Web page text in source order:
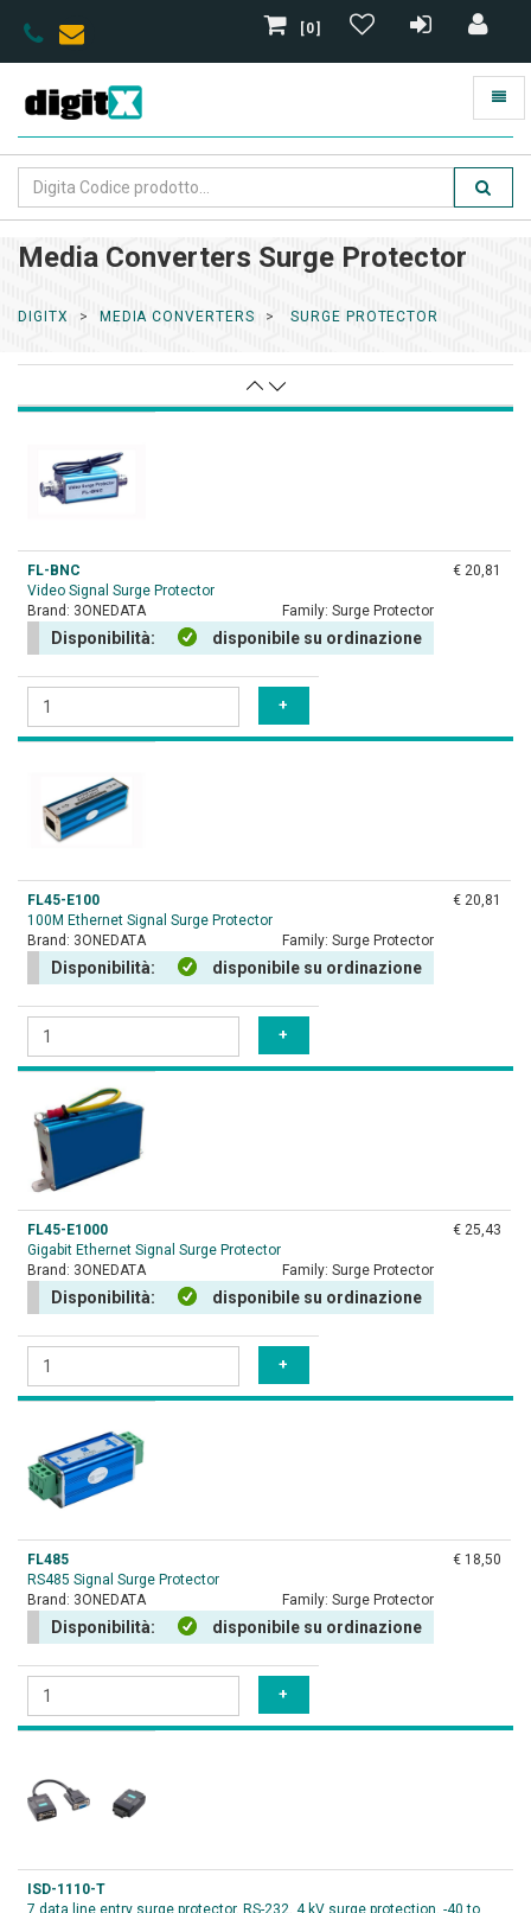
[0]
Media Converters Surge Protector
DIGITX MEDIA CONVERTERS SURGE PROTECTOR
FL-BNC
Video Signal Surge Protector
Brand: 3ONEDATA Family: Surge Protector
Disponibilità: disponibile su ordinazione
€ 20,81
FL45-E100
100M Ethernet Signal Surge Protector
Brand: 3ONEDATA Family: Surge Protector
Disponibilità: disponibile su ordinazione
€ 20,81
FL45-E1000
Gigabit Ethernet Signal Surge Protector
Brand: 3ONEDATA Family: Surge Protector
Disponibilità: disponibile su ordinazione
€ 25,43
FL485
RS485 Signal Surge Protector
Brand: 3ONEDATA Family: Surge Protector
Disponibilità: disponibile su ordinazione
€ 18,50
ISD-1110-T
7 data line entry surge protector, RS-232, 4 kV surge protection, -40 to